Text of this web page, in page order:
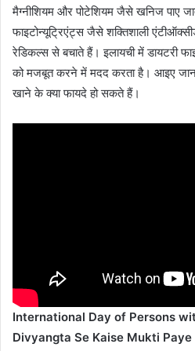
मैग्नीशियम और पोटेशियम जैसे खनिज पाए
फाइटोन्यूट्रिएंट्स जैसे शक्तिशाली
रेडिकल्स से बचाते हैं। इलायची में डायटरी
को मजबूत करने में मदद करता है। आइए
खाने के क्या फायदे हो सकते हैं।
International Day of Persons
Divyangta Se Kaise Mukti Paye